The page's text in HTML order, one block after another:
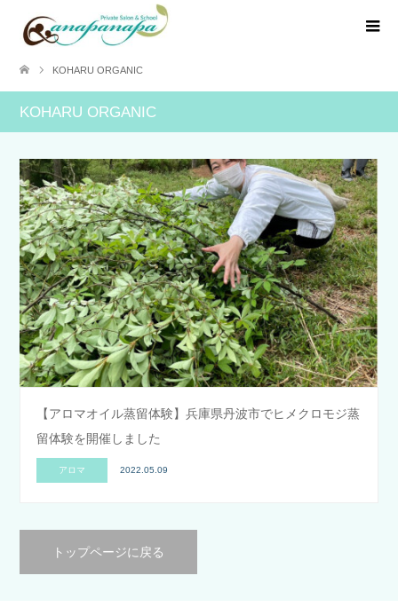
KOHARU ORGANIC
KOHARU ORGANIC
【アロマオイル蒸留体験】兵庫県丹波市でヒメクロモジ蒸
留体験を開催しました
アロマ 2022.05.09
トップページに戻る